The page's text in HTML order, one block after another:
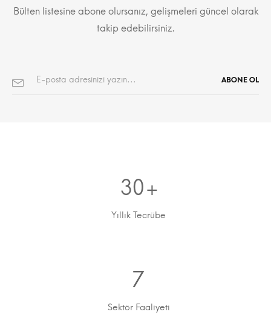
Bülten listesine abone olursanız, gelişmeleri güncel olarak
takip edebilirsiniz.
30+
Yıllık Tecrübe
7
Sektör Faaliyeti